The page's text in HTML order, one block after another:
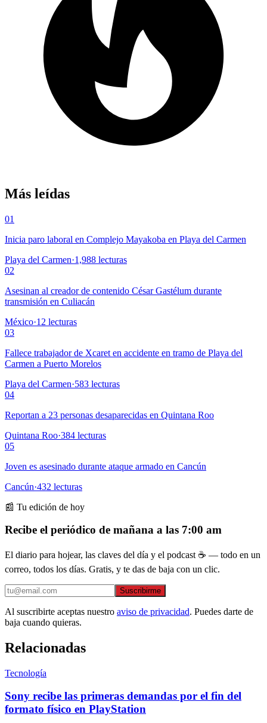
Más leídas
01
Inicia paro laboral en Complejo Mayakoba en Playa del Carmen
Playa del Carmen·1,988 lecturas
02
Asesinan al creador de contenido César Gastélum durante
transmisión en Culiacán
México·12 lecturas
03
Fallece trabajador de Xcaret en accidente en tramo de Playa del
Carmen a Puerto Morelos
Playa del Carmen·583 lecturas
04
Reportan a 23 personas desaparecidas en Quintana Roo
Quintana Roo·384 lecturas
05
Joven es asesinado durante ataque armado en Cancún
Cancún·432 lecturas
📰 Tu edición de hoy
Recibe el periódico de mañana a las 7:00 am
El diario para hojear, las claves del día y el podcast ☕ — todo en un
correo, todos los días. Gratis, y te das de baja con un clic.
Suscribirme
Al suscribirte aceptas nuestro aviso de privacidad. Puedes darte de
baja cuando quieras.
Relacionadas
Tecnología
Sony recibe las primeras demandas por el fin del
formato físico en PlayStation